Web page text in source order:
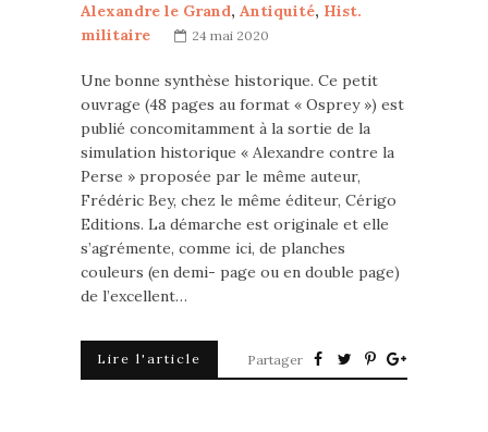
Alexandre le Grand, Antiquité, Hist.
militaire
24 mai 2020
Une bonne synthèse historique. Ce petit
ouvrage (48 pages au format « Osprey ») est
publié concomitamment à la sortie de la
simulation historique « Alexandre contre la
Perse » proposée par le même auteur,
Frédéric Bey, chez le même éditeur, Cérigo
Editions. La démarche est originale et elle
s’agrémente, comme ici, de planches
couleurs (en demi- page ou en double page)
de l’excellent…
Lire l'article Partager